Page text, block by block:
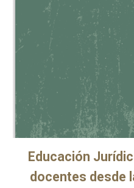
Educación
docentes desde